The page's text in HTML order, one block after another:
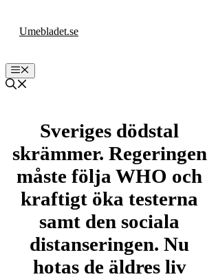
Umebladet.se
Meny
Sveriges dödstal
skrämmer. Regeringen
måste följa WHO och
kraftigt öka testerna
samt den sociala
distanseringen. Nu
hotas de äldres liv